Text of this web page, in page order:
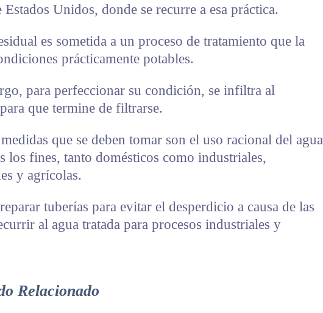
Estados Unidos, donde se recurre a esa práctica.
es sometida a un proceso de tratamiento que la
prácticamente potables.
para perfeccionar su condición, se infiltra al
que termine de filtrarse.
que se deben tomar son el uso racional del agua
los fines, tanto domésticos como industriales,
y agrícolas.
tuberías para evitar el desperdicio a causa de las
al agua tratada para procesos industriales y
Relacionado